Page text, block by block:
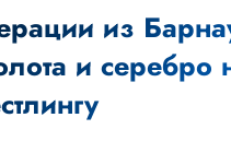
из
и серебро